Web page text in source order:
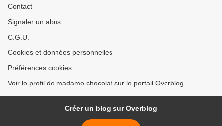
Contact
Signaler un abus
C.G.U.
Cookies et données personnelles
Préférences cookies
Voir le profil de madame chocolat sur le portail Overblog
Créer un blog sur Overblog